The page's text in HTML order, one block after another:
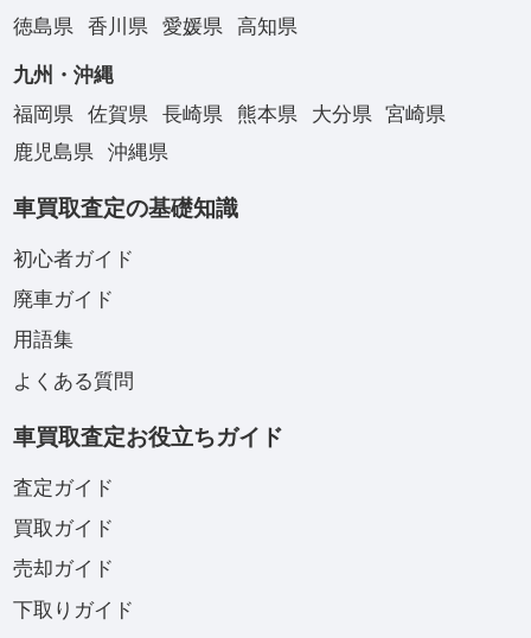
徳島県
香川県 愛媛県 高知県
九州・沖縄
福岡県
佐賀県 長崎県 熊本県 大分県
宮崎県
鹿児島県
沖縄県
車買取査定の基礎知識
初心者ガイド
廃車ガイド
用語集
よくある質問
車買取査定お役立ちガイド
査定ガイド
買取ガイド
売却ガイド
下取りガイド